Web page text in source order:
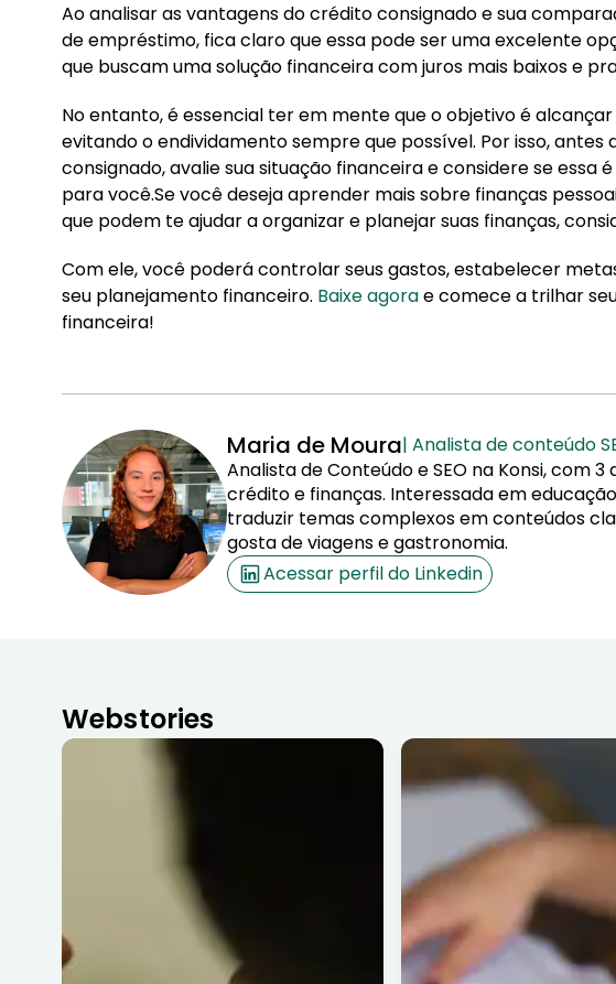
Ao analisar as vantagens do crédito consignado e sua
de empréstimo, fica claro que essa pode ser uma excelente
que buscam uma solução financeira com juros mais baixos e
No entanto, é essencial ter em mente que o objetivo é
evitando o endividamento sempre que possível. Por isso,
consignado, avalie sua situação financeira e considere se essa
para você.Se você deseja aprender mais sobre finanças
que podem te ajudar a organizar e planejar suas finanças,
Com ele, você poderá controlar seus gastos, estabelecer
seu planejamento financeiro. Baixe agorae comece a trilhar
financeira!
Maria de Moura| Analista de conteúdo
Analista de Conteúdo e SEO na Konsi, com
crédito e finanças. Interessada em
traduzir temas complexos em conteúdos
gosta de viagens e gastronomia.
Acessar perfil do Linkedin
Webstories